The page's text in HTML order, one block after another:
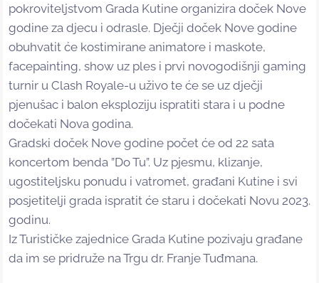
pokroviteljstvom Grada Kutine organizira doček Nove
godine za djecu i odrasle. Dječji doček Nove godine
obuhvatit će kostimirane animatore i maskote,
facepainting, show uz ples i prvi novogodišnji gaming
turnir u Clash Royale-u uživo te će se uz dječji
pjenušac i balon eksploziju ispratiti stara i u podne
dočekati Nova godina.
Gradski doček Nove godine počet će od 22 sata
koncertom benda ”Do Tu”. Uz pjesmu, klizanje,
ugostiteljsku ponudu i vatromet, građani Kutine i svi
posjetitelji grada ispratit će staru i dočekati Novu 2023.
godinu.
Iz Turističke zajednice Grada Kutine pozivaju građane
da im se pridruže na Trgu dr. Franje Tuđmana.